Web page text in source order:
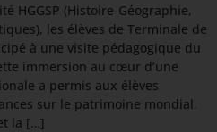
HGGSP (Histoire-Géographie,
les élèves de Terminale de
à une visite pédagogique du
immersion au cœur d’une
a permis aux élèves
sur le patrimoine mondial,
la […]